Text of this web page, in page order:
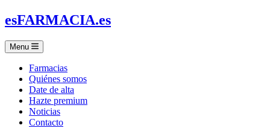
esFARMACIA.es
Menu
Farmacias
Quiénes somos
Date de alta
Hazte premium
Noticias
Contacto